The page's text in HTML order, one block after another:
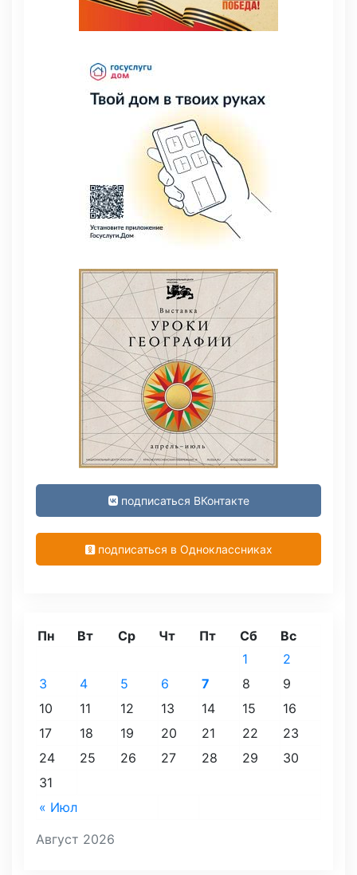
подписаться ВКонтакте
подписаться в Одноклассниках
Август 2026
Пн Вт Ср Чт Пт Сб Вс
« Июл
1
2
3
4 5 6 7 8
9
10
11 12 13 14 15
16
17
18 19 20 21 22
23
24
25 26 27 28 29
30
31